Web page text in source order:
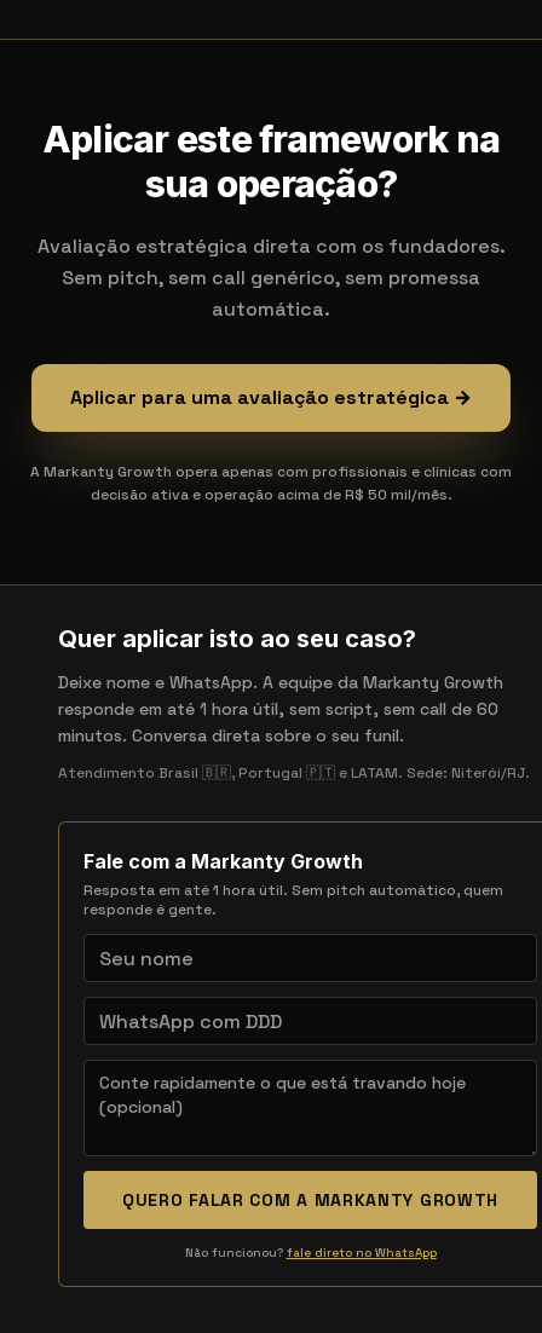
Aplicar este framework na
sua operação?
Avaliação estratégica direta com os fundadores.
Sem pitch, sem call genérico, sem promessa
automática.
Aplicar para uma avaliação estratégica →
A Markanty Growth opera apenas com profissionais e clínicas com
decisão ativa e operação acima de R$ 50 mil/mês.
Quer aplicar isto ao seu caso?
Deixe nome e WhatsApp. A equipe da Markanty Growth
responde em até 1 hora útil, sem script, sem call de 60
minutos. Conversa direta sobre o seu funil.
Atendimento Brasil 🇧🇷, Portugal 🇵🇹 e LATAM. Sede: Niterói/RJ.
Fale com a Markanty Growth
Resposta em até 1 hora útil. Sem pitch automático, quem
responde é gente.
QUERO FALAR COM A MARKANTY GROWTH
Não funcionou? fale direto no WhatsApp